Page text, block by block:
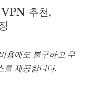
추천,
용에도 불구하고 무
를 제공합니다.